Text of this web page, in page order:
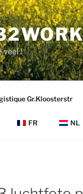
veel !
Gr.Kloosterstr
FR NL